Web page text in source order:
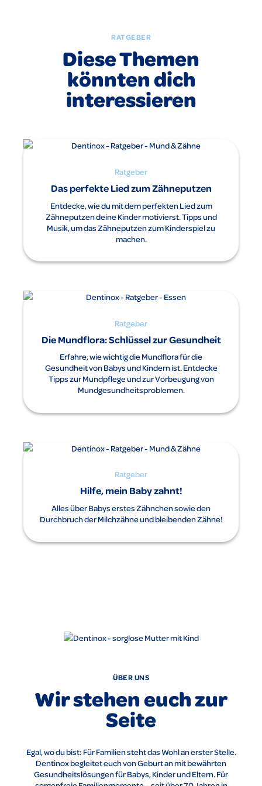
RATGEBER
Diese Themen
könnten dich
interessieren
Ratgeber
Das perfekte Lied zum Zähneputzen
Entdecke, wie du mit dem perfekten Lied zum
Zähneputzen deine Kinder motivierst. Tipps und
Musik, um das Zähneputzen zum Kinderspiel zu
machen.
Ratgeber
Die Mundflora: Schlüssel zur Gesundheit
Erfahre, wie wichtig die Mundflora für die
Gesundheit von Babys und Kindern ist. Entdecke
Tipps zur Mundpflege und zur Vorbeugung von
Mundgesundheitsproblemen.
Ratgeber
Hilfe, mein Baby zahnt!
Alles über Babys erstes Zähnchen sowie den
Durchbruch der Milchzähne und bleibenden Zähne!
ÜBER UNS
Wir stehen euch zur
Seite
Egal, wo du bist: Für Familien steht das Wohl an erster Stelle.
Dentinox begleitet euch von Geburt an mit bewährten
Gesundheitslösungen für Babys, Kinder und Eltern. Für